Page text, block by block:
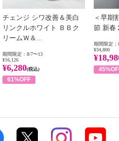
チェンジ シワ改善＆美白
リンクルホワイト ＢＢク
リームＷ＆...
期間限定：8/7〜13
¥16,126
¥6,280(税込)
61%OFF
＜早期
節 新春
期間限定：
¥34,800